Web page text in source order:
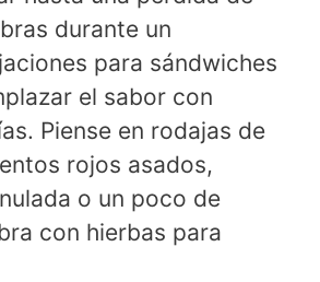
durante un
para sándwiches
el sabor con
Piense en rodajas de
rojos asados,
o un poco de
con hierbas para